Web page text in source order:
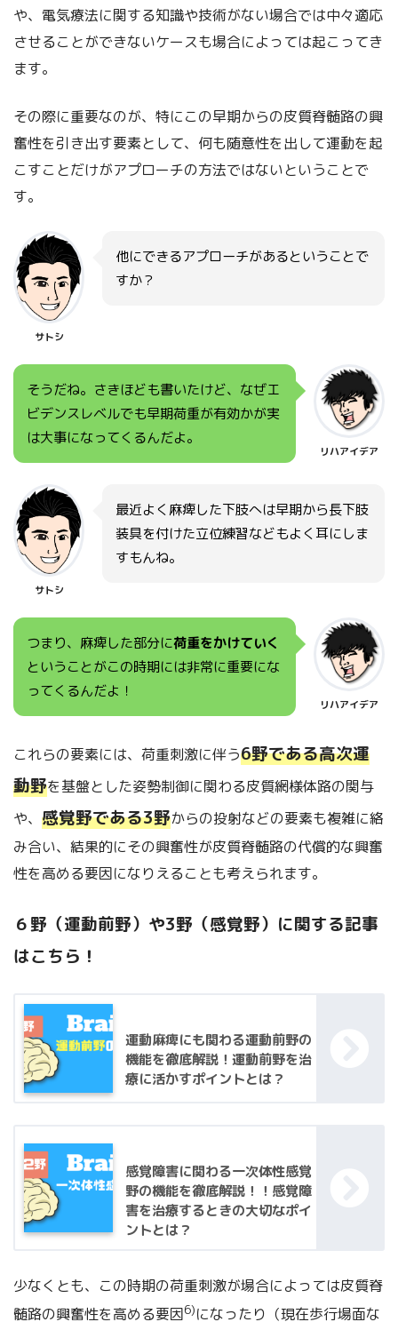
や、電気療法に関する知識や技術がない場合では中々適応
させることができないケースも場合によっては起こってき
ます。
その際に重要なのが、特にこの早期からの皮質脊髄路の興
奮性を引き出す要素として、何も随意性を出して運動を起
こすことだけがアプローチの方法ではないということで
す。
サトシ
他にできるアプローチがあるということで
すか？
そうだね。さきほども書いたけど、なぜエ
ビデンスレベルでも早期荷重が有効かが実
は大事になってくるんだよ。
リハアイデア
サトシ
最近よく麻痺した下肢へは早期から長下肢
装具を付けた立位練習などもよく耳にしま
すもんね。
つまり、麻痺した部分に荷重をかけていく
ということがこの時期には非常に重要にな
ってくるんだよ！
リハアイデア
これらの要素には、荷重刺激に伴う6野である高次運
動野を基盤とした姿勢制御に関わる皮質網様体路の関与
や、 感覚野である3野からの投射などの要素も複雑に絡
み合い、結果的にその興奮性が皮質脊髄路の代償的な興奮
性を高める要因になりえることも考えられます。
６野（運動前野）や3野（感覚野）に関する記事
はこちら！
運動麻痺にも関わる運動前野の
機能を徹底解説！運動前野を治
療に活かすポイントとは？
感覚障害に関わる一次体性感覚
野の機能を徹底解説！！感覚障
害を治療するときの大切なポイ
ントとは？
少なくとも、この時期の荷重刺激が場合によっては皮質脊
髄路の興奮性を高める要因6)になったり（現在歩行場面な